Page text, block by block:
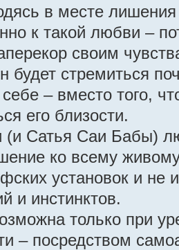
в месте
к такой любви –
своим
будет стремиться
– вместо того,
его близости.
(и Сатья Саи Бабы)
ко всему
установок и
и инстинктов.
только при
– посредством